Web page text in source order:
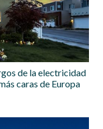
de la electricidad
caras de Europa